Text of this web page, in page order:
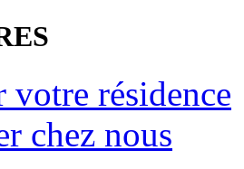
votre résidence
chez nous